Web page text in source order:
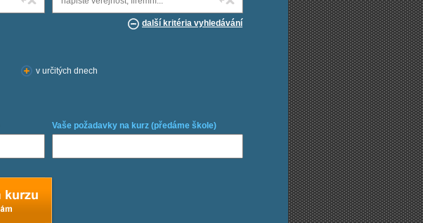
další kritéria vyhledávání
v určitých dnech
Vaše požadavky na kurz (předáme škole)